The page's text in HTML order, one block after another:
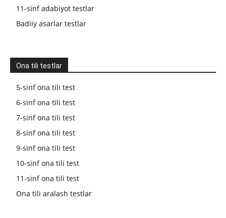
11-sinf adabiyot testlar
Badiiy asarlar testlar
Ona tili testlar
5-sinf ona tili test
6-sinf ona tili test
7-sinf ona tili test
8-sinf ona tili test
9-sinf ona tili test
10-sinf ona tili test
11-sinf ona tili test
Ona tili aralash testlar